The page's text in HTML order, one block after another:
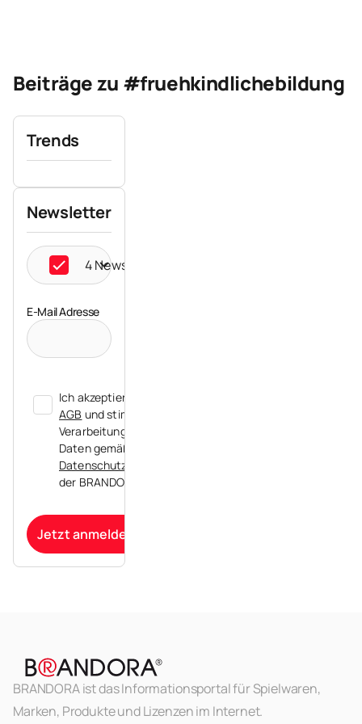
Beiträge zu #fruehkindlichebildung
Trends
Newsletter
4 Newsletter ausgewählt
E-Mail Adresse
Ich akzeptiere die
AGB und stimme der
Verarbeitung meiner
Daten gemäß der
Datenschutzerklärung
der BRANDORA zu.
Jetzt anmelden
BRANDORA ist das Informationsportal für Spielwaren,
Marken, Produkte und Lizenzen im Internet.